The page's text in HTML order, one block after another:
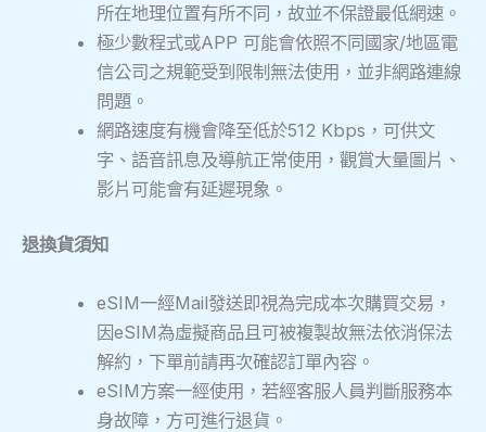
所在地理位置有所不同，故並不保證最低網速。
極少數程式或APP 可能會依照不同國家/地區電
信公司之規範受到限制無法使用，並非網路連線
問題。
網路速度有機會降至低於512 Kbps，可供文
字、語音訊息及導航正常使用，觀賞大量圖片、
影片可能會有延遲現象。
退換貨須知
eSIM一經Mail發送即視為完成本次購買交易，
因eSIM為虛擬商品且可被複製故無法依消保法
解約，下單前請再次確認訂單內容。
eSIM方案一經使用，若經客服人員判斷服務本
身故障，方可進行退貨。